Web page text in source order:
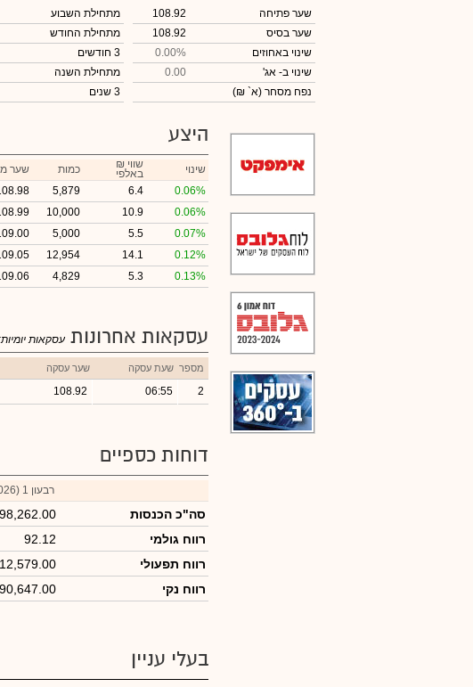
שער פתיחה
108.92
שער בסיס
108.92
שינוי באחוזים
0.00%
שינוי ב- אג'
0.00
נפח מסחר (א` ₪)
מתחילת השבוע
מתחילת החודש
3 חודשים
מתחילת השנה
3 שנים
היצע
שינוי ₪ שווי
באלפי כמות
שער
0.06%
6.4
5,879
0.06%
10.9
10,000
0.07%
5.5
5,000
0.12%
14.1
12,954
0.13%
5.3
4,829
עסקאות אחרונות עסקאות
מספר שעת עסקה שער עסקה
2
06:55
108.92
דוחות כספיים
רבעון 1 (2026)
סה"כ הכנסות 98,262.00
רווח גולמי
92.12
רווח תפעולי
רווח נקי
בעלי עניין